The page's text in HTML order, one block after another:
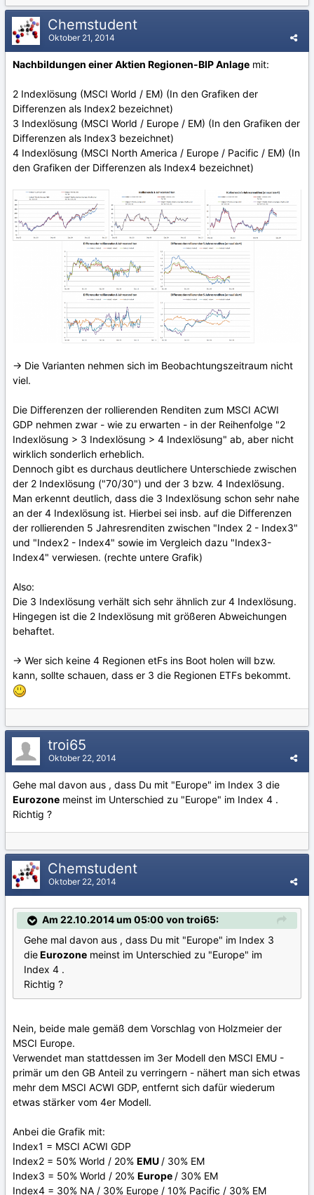
Chemstudent
Oktober 21, 2014
Nachbildungen einer Aktien Regionen-BIP Anlage mit:
2 Indexlösung (MSCI World / EM) (In den Grafiken der
Differenzen als Index2 bezeichnet)
3 Indexlösung (MSCI World / Europe / EM) (In den Grafiken der
Differenzen als Index3 bezeichnet)
4 Indexlösung (MSCI North America / Europe / Pacific / EM) (In
den Grafiken der Differenzen als Index4 bezeichnet)
-> Die Varianten nehmen sich im Beobachtungszeitraum nicht
viel.
Die Differenzen der rollierenden Renditen zum MSCI ACWI
GDP nehmen zwar - wie zu erwarten - in der Reihenfolge "2
Indexlösung > 3 Indexlösung > 4 Indexlösung" ab, aber nicht
wirklich sonderlich erheblich.
Dennoch gibt es durchaus deutlichere Unterschiede zwischen
der 2 Indexlösung ("70/30") und der 3 bzw. 4 Indexlösung.
Man erkennt deutlich, dass die 3 Indexlösung schon sehr nahe
an der 4 Indexlösung ist. Hierbei sei insb. auf die Differenzen
der rollierenden 5 Jahresrenditen zwischen "Index 2 - Index3"
und "Index2 - Index4" sowie im Vergleich dazu "Index3-
Index4" verwiesen. (rechte untere Grafik)
Also:
Die 3 Indexlösung verhält sich sehr ähnlich zur 4 Indexlösung.
Hingegen ist die 2 Indexlösung mit größeren Abweichungen
behaftet.
-> Wer sich keine 4 Regionen etFs ins Boot holen will bzw.
kann, sollte schauen, dass er 3 die Regionen ETFs bekommt.
troi65
Oktober 22, 2014
Gehe mal davon aus , dass Du mit "Europe" im Index 3 die
Eurozone meinst im Unterschied zu "Europe" im Index 4 .
Richtig ?
Chemstudent
Oktober 22, 2014
Am 22.10.2014 um 05:00 von troi65:
Gehe mal davon aus , dass Du mit "Europe" im Index 3
dieEurozone meinst im Unterschied zu "Europe" im
Index 4 .
Richtig ?
Nein, beide male gemäß dem Vorschlag von Holzmeier der
MSCI Europe.
Verwendet man stattdessen im 3er Modell den MSCI EMU -
primär um den GB Anteil zu verringern - nähert man sich etwas
mehr dem MSCI ACWI GDP, entfernt sich dafür wiederum
etwas stärker vom 4er Modell.
Anbei die Grafik mit:
Index1 = MSCI ACWI GDP
Index2 = 50% World / 20% EMU / 30% EM
Index3 = 50% World / 20% Europe / 30% EM
Index4 = 30% NA / 30% Europe / 10% Pacific / 30% EM